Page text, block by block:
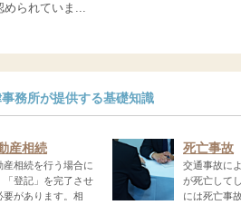
められていま...
務所が提供する基礎知識
産相続
産相続を行う場合に
「登記」を完了させ
要があります。相
死亡事故
交通事故に
が死亡して
には死亡事